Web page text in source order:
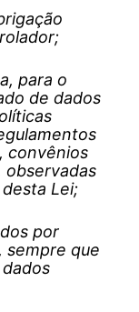
para o
de dados
convênios
observadas
Lei;
por
sempre que